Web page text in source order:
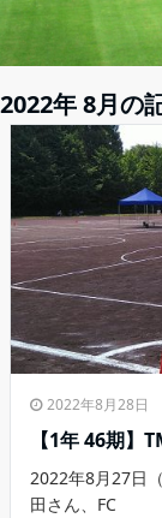
2022年 8月の
2022年8月28日
【1年 46期】
2022年8月27日
田さん、FC